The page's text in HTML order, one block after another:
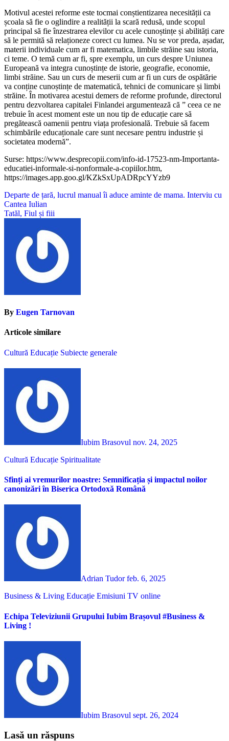
Motivul acestei reforme este tocmai conștientizarea necesității ca
școala să fie o oglindire a realității la scară redusă, unde scopul
principal să fie înzestrarea elevilor cu acele cunoștințe și abilități care
să le permită să relaționeze corect cu lumea. Nu se vor preda, așadar,
materii individuale cum ar fi matematica, limbile străine sau istoria,
ci teme. O temă cum ar fi, spre exemplu, un curs despre Uniunea
Europeană va integra cunoștințe de istorie, geografie, economie,
limbi străine. Sau un curs de meserii cum ar fi un curs de ospătărie
va conține cunoștințe de matematică, tehnici de comunicare și limbi
străine. În motivarea acestui demers de reforme profunde, directorul
pentru dezvoltarea capitalei Finlandei argumentează că ” ceea ce ne
trebuie în acest moment este un nou tip de educație care să
pregătească oamenii pentru viața profesională. Trebuie să facem
schimbările educaționale care sunt necesare pentru industrie și
societatea modernă”.
Surse: https://www.desprecopii.com/info-id-17523-nm-Importanta-
educatiei-informale-si-nonformale-a-copiilor.htm,
https://images.app.goo.gl/KZkSxUpADRpcYYzb9
Navigare
în
Departe de țară, lucrul manual îi aduce aminte de mama. Interviu cu
Cantea Iulian
Tatăl, Fiul și fiii
By Eugen Tarnovan
Articole similare
Cultură Educație Subiecte generale
Iubim Brasovul nov. 24, 2025
Cultură Educație Spiritualitate
Sfinți ai vremurilor noastre: Semnificația și impactul noilor
canonizări în Biserica Ortodoxă Română
Adrian Tudorfeb. 6, 2025
Business & Living Educație Emisiuni TV online
Echipa Televiziunii Grupului Iubim Brașovul #Business &
Living !
Iubim Brasovul sept. 26, 2024
Lasă un răspuns